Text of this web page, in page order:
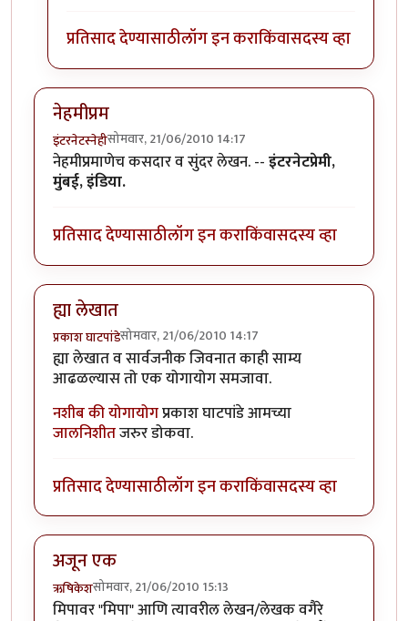
प्रतिसाद देण्यासाठीलॉग इन कराकिंवासदस्य व्हा
नेहमीप्रम
इंटरनेटस्नेहीसोमवार, 21/06/2010 14:17
नेहमीप्रमाणेच कसदार व सुंदर लेखन. --इंटरनेटप्रेमी,
मुंबई, इंडिया.
प्रतिसाद देण्यासाठीलॉग इन कराकिंवासदस्य व्हा
ह्या लेखात
प्रकाश घाटपांडेसोमवार, 21/06/2010 14:17
ह्या लेखात व सार्वजनीक जिवनात काही साम्य
आढळल्यास तो एक योगायोग समजावा.
नशीब की योगायोगप्रकाश घाटपांडे आमच्या
जालनिशीतजरुर डोकवा.
प्रतिसाद देण्यासाठीलॉग इन कराकिंवासदस्य व्हा
अजून एक
ऋषिकेशसोमवार, 21/06/2010 15:13
मिपावर "मिपा" आणि त्यावरील लेखन/लेखक वगैरे